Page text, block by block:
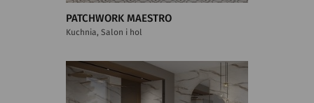
PATCHWORK MAESTRO
Kuchnia, Salon i hol